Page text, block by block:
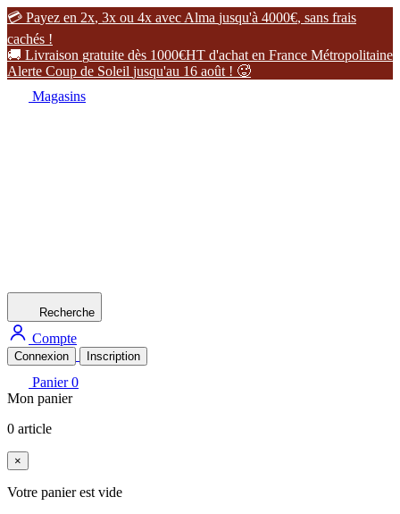
 Payez en 2x, 3x ou 4x avec Alma jusqu'à 4000€, sans frais
cachés !
 Livraison gratuite dès 1000€HT d'achat en France Métropolitaine
Alerte Coup de Soleil jusqu'au 16 août ! 
Magasins
Recherche
Compte
Connexion Inscription
Panier 0
Mon panier
0 article
×
Votre panier est vide